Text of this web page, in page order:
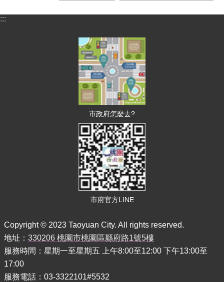
:::
市政府怎麼去?
市府官方LINE
Copyright © 2023 Taoyuan City. All rights reserved.
地址： 330206 桃園市桃園區縣府路1號5樓
服務時間：星期一至星期五 上午8:00至12:00 下午13:00至
17:00
服務電話：03-3322101#5532